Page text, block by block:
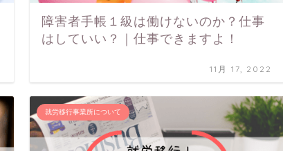
障害者手帳１級は働けないのか？仕事
はしていい？｜仕事できますよ！
11月 17, 2022
就労移行事業所について